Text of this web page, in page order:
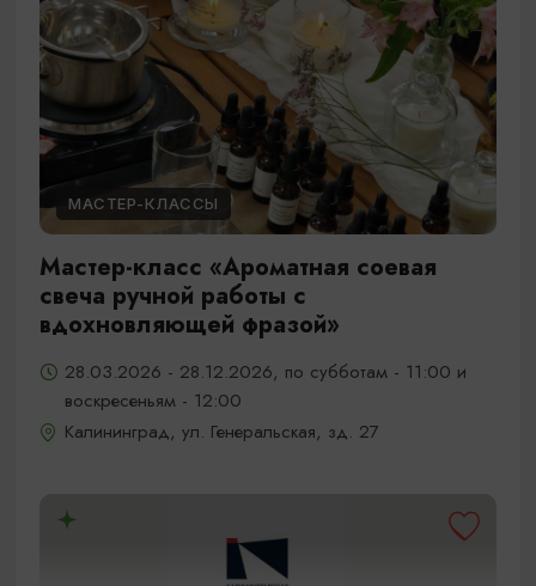
МАСТЕР-КЛАССЫ
Мастер-класс «Ароматная соевая
свеча ручной работы с
вдохновляющей фразой»
28.03.2026 - 28.12.2026, по субботам - 11:00 и
воскресеньям - 12:00
Калининград, ул. Генеральская, зд. 27